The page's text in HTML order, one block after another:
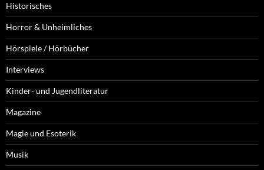
Historisches
Horror & Unheimliches
Hörspiele / Hörbücher
Interviews
Kinder- und Jugendliteratur
Magazine
Magie und Esoterik
Musik